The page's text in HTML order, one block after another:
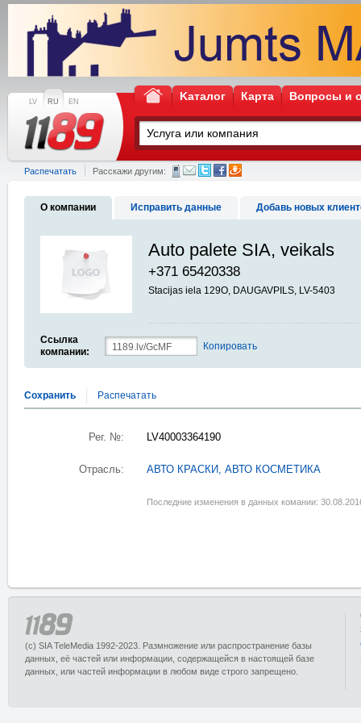
LV RU EN Kаталог Карта Вопросы и
Распечатать Расскажи другим:
О компании Исправить данные Добавь новых
Auto palete SIA, veikals
+371 65420338
Stacijas iela 129O, DAUGAVPILS, LV-5403
Ссылка
компании:
Копировать
Сохранить Распечатать
Рег. №: LV40003364190
Отрасль: АВТО КРАСКИ, АВТО КОСМЕТИКА
Последние изменения в данных комании:
(c) SIA TeleMedia 1992-2023. Размножение или распространение базы
данных, её частей или информации, содержащейся в настоящей базе
данных, или частей информации в любом виде строго запрещено.